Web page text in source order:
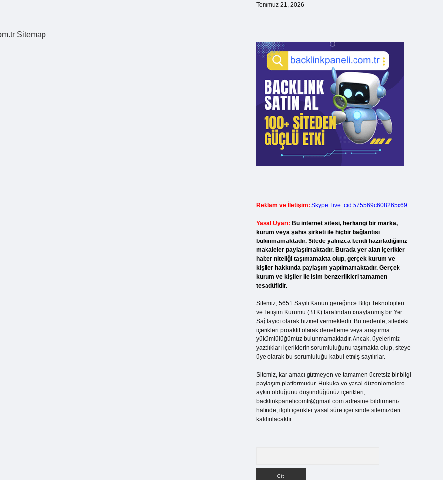
Sitemap
Temmuz 21, 2026
Reklam ve İletişim: Skype: live:.cid.575569c608265c69
Yasal Uyarı: Bu internet sitesi, herhangi bir marka,
kurum veya şahıs şirketi ile hiçbir bağlantısı
bulunmamaktadır. Sitede yalnızca kendi hazırladığımız
makaleler paylaşılmaktadır. Burada yer alan içerikler
haber niteliği taşımamakta olup, gerçek kurum ve
kişiler hakkında paylaşım yapılmamaktadır. Gerçek
kurum ve kişiler ile isim benzerlikleri tamamen
tesadüfidir.
Sitemiz, 5651 Sayılı Kanun gereğince Bilgi Teknolojileri
ve İletişim Kurumu (BTK) tarafından onaylanmış bir Yer
Sağlayıcı olarak hizmet vermektedir. Bu nedenle, sitedeki
içerikleri proaktif olarak denetleme veya araştırma
yükümlülüğümüz bulunmamaktadır. Ancak, üyelerimiz
yazdıkları içeriklerin sorumluluğunu taşımakta olup, siteye
üye olarak bu sorumluluğu kabul etmiş sayılırlar.
Sitemiz, kar amacı gütmeyen ve tamamen ücretsiz bir bilgi
paylaşım platformudur. Hukuka ve yasal düzenlemelere
aykırı olduğunu düşündüğünüz içerikleri,
backlinkpanelicomtr@gmail.comadresine bildirmeniz
halinde, ilgili içerikler yasal süre içerisinde sitemizden
kaldırılacaktır.